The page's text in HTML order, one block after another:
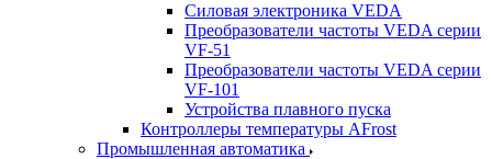
Силовая электроника VEDA
Преобразователи частоты VEDA серии
VF-51
Преобразователи частоты VEDA серии
VF-101
Устройства плавного пуска
Контроллеры температуры AFrost
Промышленная автоматика